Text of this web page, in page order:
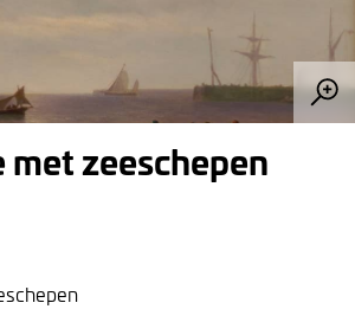
met zeeschepen